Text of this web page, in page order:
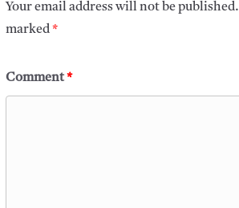
Your email address will not be published.
marked*
Comment*